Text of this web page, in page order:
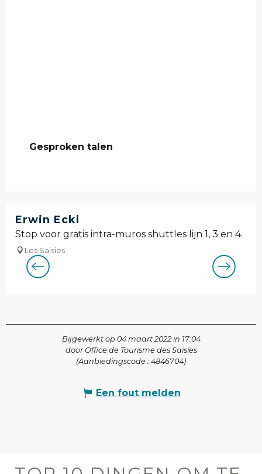
Gesproken talen
Gesproken talen
Erwin Eckl
Stop voor gratis intra-muros shuttles lijn 1, 3 en 4.
Les Saisies
Bijgewerkt op 04 maart 2022 in 17:04
door Office de Tourisme des Saisies
(Aanbiedingscode : 4846704)
Een fout melden